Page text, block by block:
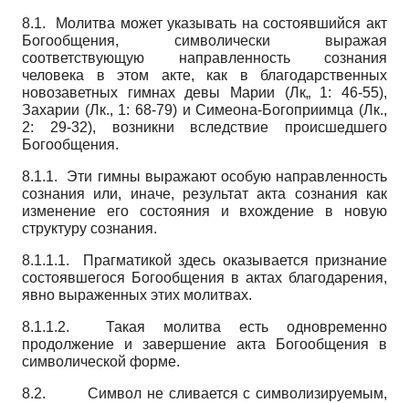
8.1. Молитва может указывать на состоявшийся акт
Богообщения, символически выражая
соответствующую направленность сознания
человека в этом акте, как в благодарственных
новозаветных гимнах девы Марии (Лк„ 1: 46-55),
Захарии (Лк., 1: 68-79) и Симеона-Богоприимца (Лк.,
2: 29-32), возникни вследствие происшедшего
Богообщения.
8.1.1. Эти гимны выражают особую направленность
сознания или, иначе, результат акта сознания как
изменение его состояния и вхождение в новую
структуру сознания.
8.1.1.1. Прагматикой здесь оказывается признание
состоявшегося Богообщения в актах благодарения,
явно выраженных этих молитвах.
8.1.1.2. Такая молитва есть одновременно
продолжение и завершение акта Богообщения в
символической форме.
8.2. Символ не сливается с символизируемым,